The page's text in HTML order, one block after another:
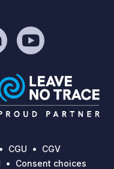
CGU
CGV
Consent choices